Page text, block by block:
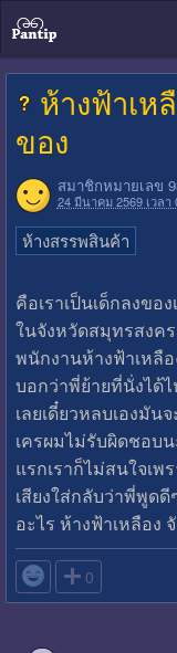
ห้างฟ้าเห
ของ
สมาชิกหมายเลข
24 มีนาคม 2569 เวลา
ห้างสรรพสินค้า
คือเราเป็นเด็กลงขอ
ในจังหวัดสมุทรสงค
พนักงานห้างฟ้าเหลือ
บอกว่าพี่ย้ายที่นั่งได้
เลยเดี๋ยวหลบเองมั
เครผมไม่รับผิดชอบ
แรกเราก็ไม่สนใจเพ
เสียงใส่กลับว่าพี่พูด
อะไร ห้างฟ้าเหลือง
 0